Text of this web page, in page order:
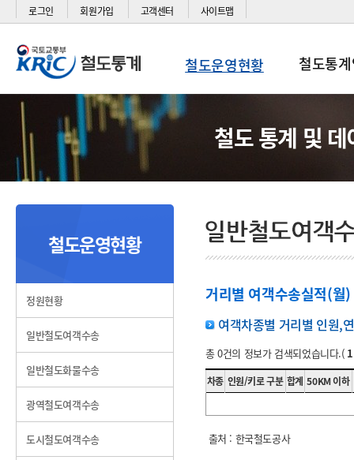
로그인 회원가입 고객센터 사이트맵
철도운영현황 철도통
철도 통계 및 데
철도운영현황
정원현황
일반철도여객수송
일반철도화물수송
광역철도여객수송
도시철도여객수송
거리별 여객수송실적(월)
여객차종별 거리별 인원,
총 0건의 정보가 검색되었습니다.( 1
차종 인원/키로 구분 합계 50KM 이하
출처 : 한국철도공사